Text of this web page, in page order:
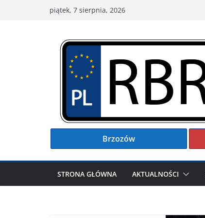
piątek, 7 sierpnia, 2026
Brzozów
STRONA GŁÓWNA AKTUALNOŚCI